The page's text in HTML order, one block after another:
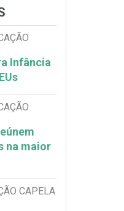
Infância
na maior
CAPELA